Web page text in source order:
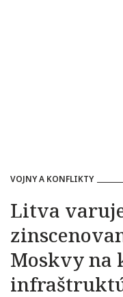
VOJNY A KONFLIKTY
Litva
Moskvy